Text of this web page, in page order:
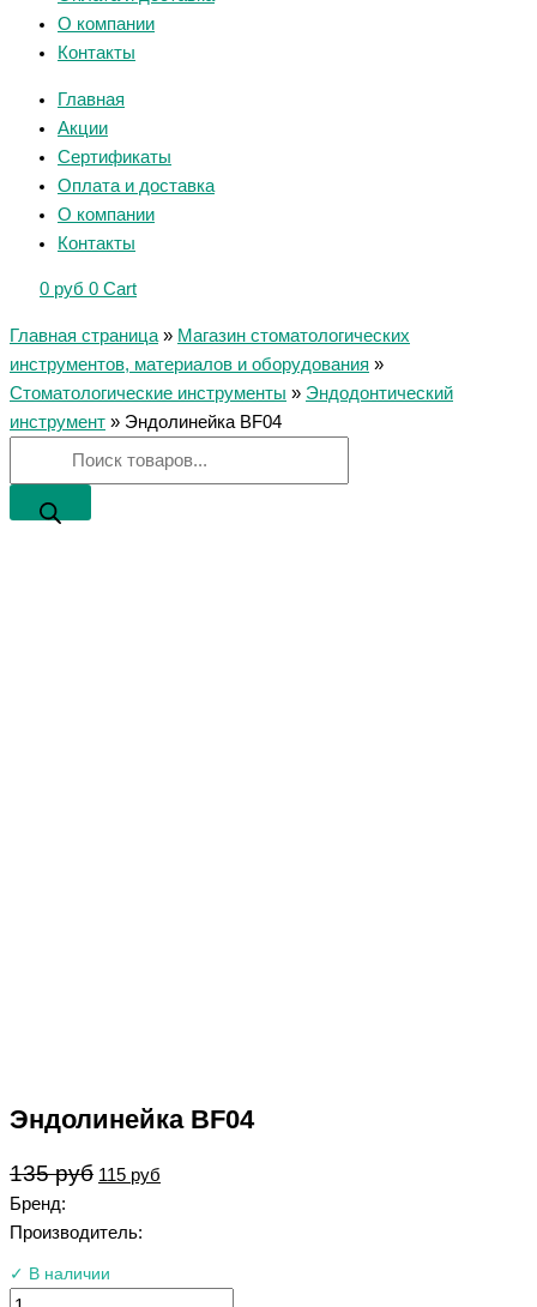
О компании
Контакты
Главная
Акции
Сертификаты
Оплата и доставка
О компании
Контакты
0 руб 0 Cart
Главная страница » Магазин стоматологических
инструментов, материалов и оборудования »
Стоматологические инструменты » Эндодонтический
инструмент » Эндолинейка BF04
Эндолинейка BF04
135руб 115 руб
Бренд:
Производитель:
✓ В наличии